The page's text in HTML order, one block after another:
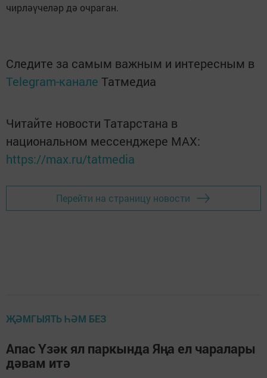
чирләүчеләр дә очраган.
Следите за самым важным и интересным в
Telegram-канале Татмедиа
Читайте новости Татарстана в
национальном мессенджере MАХ:
https://max.ru/tatmedia
Перейти на страницу новости
ҖӘМГЫЯТЬ ҺӘМ БЕЗ
Апас Үзәк ял паркында Яңа ел чаралары
дәвам итә